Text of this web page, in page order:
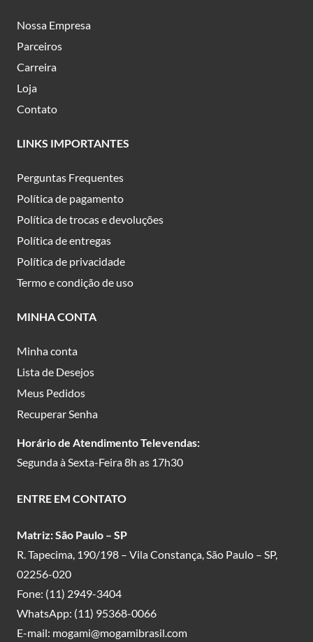
Nossa Empresa
Parceiros
Carreira
Loja
Contato
LINKS IMPORTANTES
Perguntas Frequentes
Política de pagamento
Política de trocas e devoluções
Política de entregas
Política de privacidade
Termo e condição de uso
MINHA CONTA
Minha conta
Lista de Desejos
Meus Pedidos
Recuperar Senha
Horário de Atendimento Televendas:
Segunda à Sexta-Feira 8h as 17h30
ENTRE EM CONTATO
Matriz: São Paulo – SP
R. Tapecima, 190/198 – Vila Constança, São Paulo – SP,
02256-020
Fone: (11) 2949-3404
WhatsApp: (11) 95368-0066
E-mail: mogami@mogamibrasil.com